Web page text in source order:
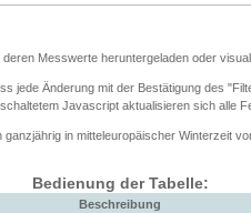
Messwerte heruntergeladen oder
jede Änderung mit der Bestätigung des
Javascript aktualisieren sich alle
in mitteleuropäischer Winterzeit
Bedienung der Tabelle:
Beschreibung